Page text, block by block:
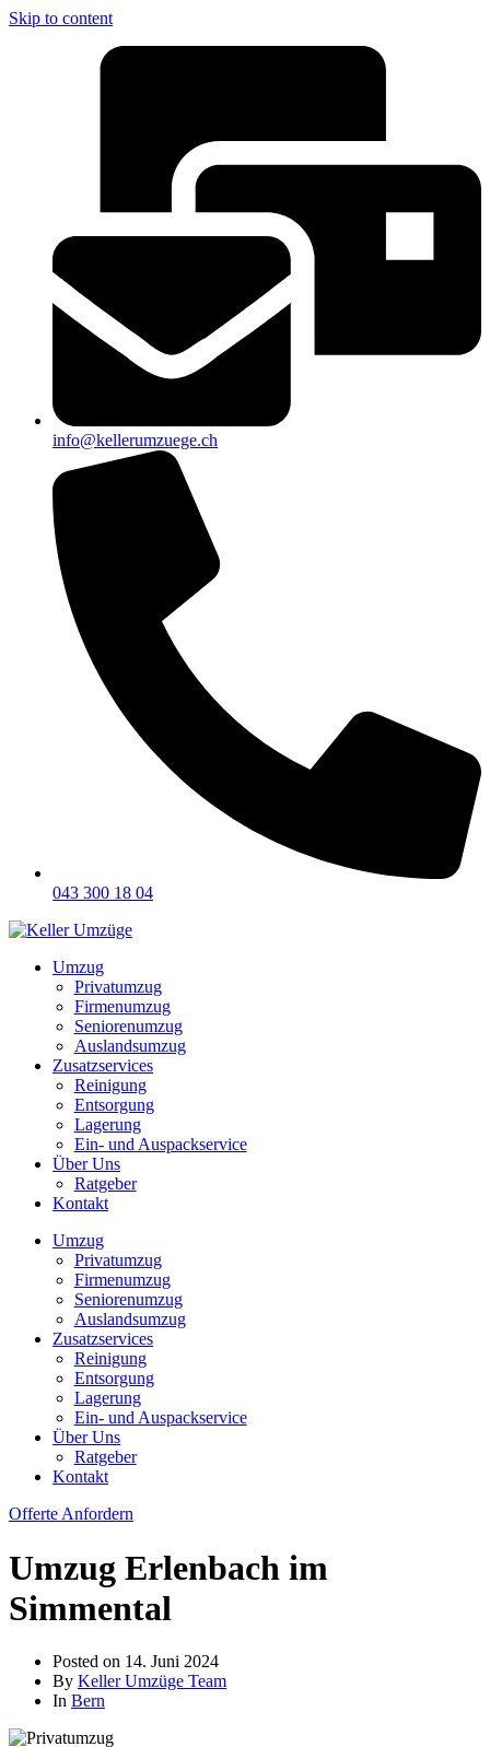
Skip to content
info@kellerumzuege.ch
043 300 18 04
Umzug
Privatumzug
Firmenumzug
Seniorenumzug
Auslandsumzug
Zusatzservices
Reinigung
Entsorgung
Lagerung
Ein- und Auspackservice
Über Uns
Ratgeber
Kontakt
Umzug
Privatumzug
Firmenumzug
Seniorenumzug
Auslandsumzug
Zusatzservices
Reinigung
Entsorgung
Lagerung
Ein- und Auspackservice
Über Uns
Ratgeber
Kontakt
Offerte Anfordern
Umzug Erlenbach im
Simmental
Posted on 14. Juni 2024
By Keller Umzüge Team
In Bern